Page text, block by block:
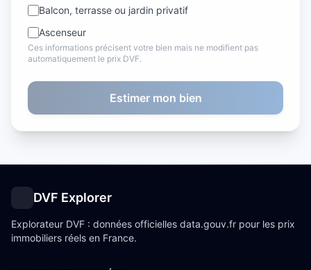
Balcon, terrasse ou jardin privatif
Ascenseur
Ces informations précisent votre bien mais ne modifient pas
automatiquement le prix DVF.
Estimer mon bien
DVF Explorer
Explorateur DVF : données officielles data.gouv.fr pour les prix
immobiliers réels en France.